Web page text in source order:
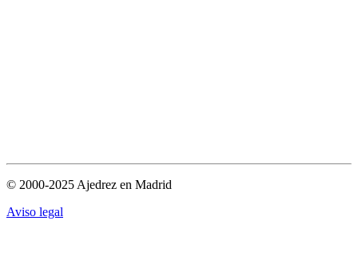
© 2000-2025 Ajedrez en Madrid
Aviso legal